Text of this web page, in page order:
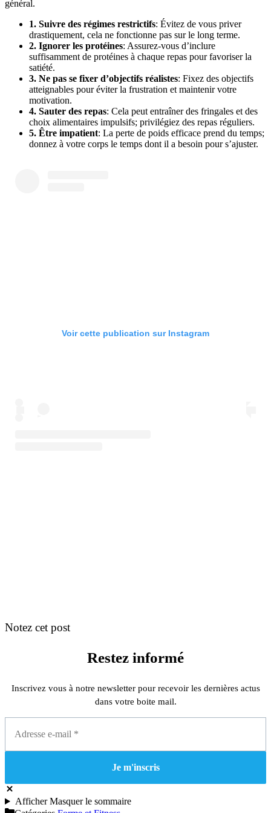
général.
1. Suivre des régimes restrictifs: Évitez de vous priver
drastiquement, cela ne fonctionne pas sur le long terme.
2. Ignorer les protéines: Assurez-vous d’inclure
suffisamment de protéines à chaque repas pour favoriser la
satiété.
3. Ne pas se fixer d’objectifs réalistes: Fixez des objectifs
atteignables pour éviter la frustration et maintenir votre
motivation.
4. Sauter des repas: Cela peut entraîner des fringales et des
choix alimentaires impulsifs; privilégiez des repas réguliers.
5. Être impatient: La perte de poids efficace prend du temps;
donnez à votre corps le temps dont il a besoin pour s’ajuster.
Voir cette publication sur Instagram
Notez cet post
Restez informé
Inscrivez vous à notre newsletter pour recevoir les dernières actus
dans votre boite mail.
AfficherMasquerle sommaire